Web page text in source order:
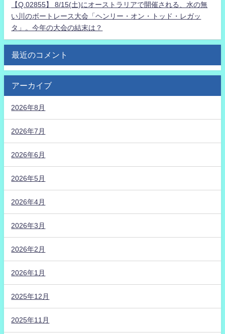
【Q.02855】 8/15(土)にオーストラリアで開催される、水の無
い川のボートレース大会「ヘンリー・オン・トッド・レガッ
タ」。今年の大会の結末は？
最近のコメント
アーカイブ
2026年8月
2026年7月
2026年6月
2026年5月
2026年4月
2026年3月
2026年2月
2026年1月
2025年12月
2025年11月